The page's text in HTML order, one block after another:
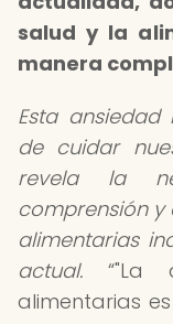
salud y la
manera
Esta
de cuidar
revela la
comprensión y
alimentarias
actual.
"La
alimentarias